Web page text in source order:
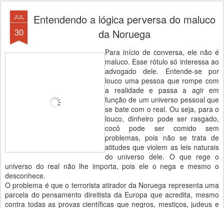
JUL
30
Entendendo a lógica perversa do maluco
da Noruega
Para início de conversa, ele não é
maluco. Esse rótulo só interessa ao
advogado dele. Entende-se por
louco uma pessoa que rompe com
a realidade e passa a agir em
função de um universo pessoal que
se bate com o real. Ou seja, para o
louco, dinheiro pode ser rasgado,
cocô pode ser comido sem
problemas, pois não se trata de
atitudes que violem as leis naturais
do universo dele. O que rege o
universo do real não lhe importa, pois ele o nega e mesmo o
desconhece.
O problema é que o terrorista atirador da Noruega representa uma
parcela do pensamento direitista da Europa que acredita, mesmo
contra todas as provas científicas que negros, mestiços, judeus e